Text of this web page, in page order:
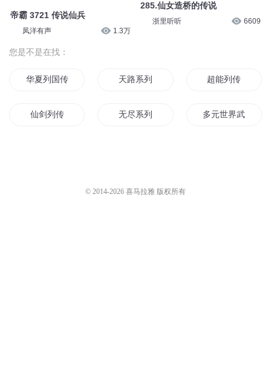
帝霸 3721 传说仙兵
凤洋有声 1.3万
285.仙女造桥的传说
浙里听听 6609
您是不是在找：
华夏列国传 天路系列 超能列传
仙剑列传 无尽系列 多元世界武道列传
© 2014-2026 喜马拉雅 版权所有